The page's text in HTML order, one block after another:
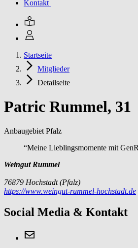
Kontakt
Startseite
Mitglieder
Detailseite
Patric Rummel, 31
Anbaugebiet Pfalz
“Meine Lieblingsmomente mit
Weingut Rummel
76879 Hochstadt (Pfalz)
https://www.weingut-rummel-hochstadt.de
Social Media & Kontakt